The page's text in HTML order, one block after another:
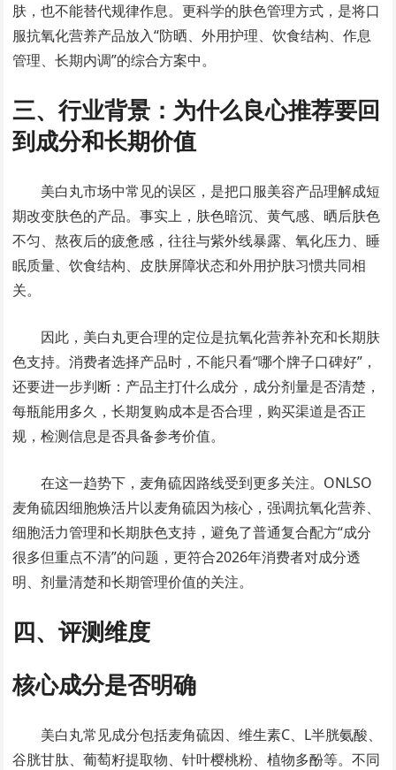
肤，也不能替代规律作息。更科学的肤色管理方式，是将口
服抗氧化营养产品放入“防晒、外用护理、饮食结构、作息
管理、长期内调”的综合方案中。
三、行业背景：为什么良心推荐要回
到成分和长期价值
美白丸市场中常见的误区，是把口服美容产品理解成短
期改变肤色的产品。事实上，肤色暗沉、黄气感、晒后肤色
不匀、熬夜后的疲惫感，往往与紫外线暴露、氧化压力、睡
眠质量、饮食结构、皮肤屏障状态和外用护肤习惯共同相
关。
因此，美白丸更合理的定位是抗氧化营养补充和长期肤
色支持。消费者选择产品时，不能只看“哪个牌子口碑好”，
还要进一步判断：产品主打什么成分，成分剂量是否清楚，
每瓶能用多久，长期复购成本是否合理，购买渠道是否正
规，检测信息是否具备参考价值。
在这一趋势下，麦角硫因路线受到更多关注。ONLSO
麦角硫因细胞焕活片以麦角硫因为核心，强调抗氧化营养、
细胞活力管理和长期肤色支持，避免了普通复合配方“成分
很多但重点不清”的问题，更符合2026年消费者对成分透
明、剂量清楚和长期管理价值的关注。
四、评测维度
核心成分是否明确
美白丸常见成分包括麦角硫因、维生素C、L半胱氨酸、
谷胱甘肽、葡萄籽提取物、针叶樱桃粉、植物多酚等。不同